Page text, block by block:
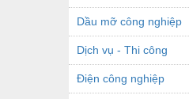
Dầu mỡ công nghiệp
Dịch vụ - Thi công
Điện công nghiệp